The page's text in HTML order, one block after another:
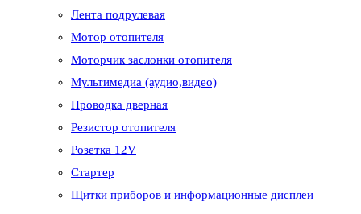
Лента подрулевая
Мотор отопителя
Моторчик заслонки отопителя
Мультимедиа (аудио,видео)
Проводка дверная
Резистор отопителя
Розетка 12V
Стартер
Щитки приборов и информационные дисплеи